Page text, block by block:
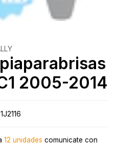
2005-2014
1J2116
12 unidades comunicate con